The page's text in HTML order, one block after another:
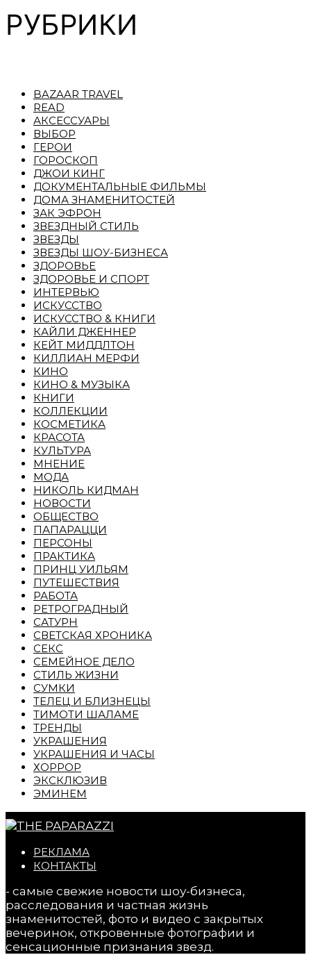
РУБРИКИ
BAZAAR TRAVEL
READ
АКСЕССУАРЫ
ВЫБОР
ГЕРОИ
ГОРОСКОП
ДЖОИ КИНГ
ДОКУМЕНТАЛЬНЫЕ ФИЛЬМЫ
ДОМА ЗНАМЕНИТОСТЕЙ
ЗАК ЭФРОН
ЗВЕЗДНЫЙ СТИЛЬ
ЗВЕЗДЫ
ЗВЕЗДЫ ШОУ-БИЗНЕСА
ЗДОРОВЬЕ
ЗДОРОВЬЕ И СПОРТ
ИНТЕРВЬЮ
ИСКУССТВО
ИСКУССТВО & КНИГИ
КАЙЛИ ДЖЕННЕР
КЕЙТ МИДДЛТОН
КИЛЛИАН МЕРФИ
КИНО
КИНО & МУЗЫКА
КНИГИ
КОЛЛЕКЦИИ
КОСМЕТИКА
КРАСОТА
КУЛЬТУРА
МНЕНИЕ
МОДА
НИКОЛЬ КИДМАН
НОВОСТИ
ОБЩЕСТВО
ПАПАРАЦЦИ
ПЕРСОНЫ
ПРАКТИКА
ПРИНЦ УИЛЬЯМ
ПУТЕШЕСТВИЯ
РАБОТА
РЕТРОГРАДНЫЙ
САТУРН
СВЕТСКАЯ ХРОНИКА
СЕКС
СЕМЕЙНОЕ ДЕЛО
СТИЛЬ ЖИЗНИ
СУМКИ
ТЕЛЕЦ И БЛИЗНЕЦЫ
ТИМОТИ ШАЛАМЕ
ТРЕНДЫ
УКРАШЕНИЯ
УКРАШЕНИЯ И ЧАСЫ
ХОРРОР
ЭКСКЛЮЗИВ
ЭМИНЕМ
РЕКЛАМА
КОНТАКТЫ
- самые свежие новости шоу-бизнеса,
расследования и частная жизнь
знаменитостей, фото и видео с закрытых
вечеринок, откровенные фотографии и
сенсационные признания звезд.